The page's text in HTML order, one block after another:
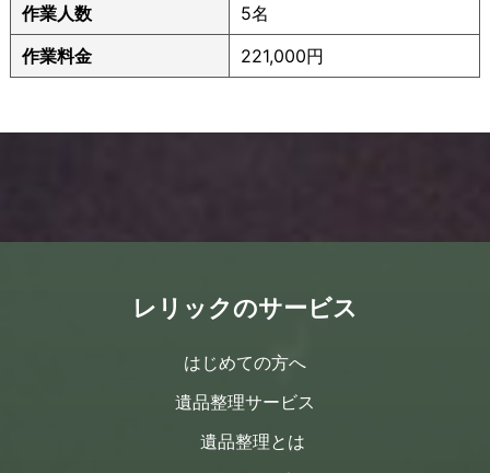
作業人数
5名
作業料金
221,000円
レリックのサービス
はじめての方へ
遺品整理サービス
遺品整理とは